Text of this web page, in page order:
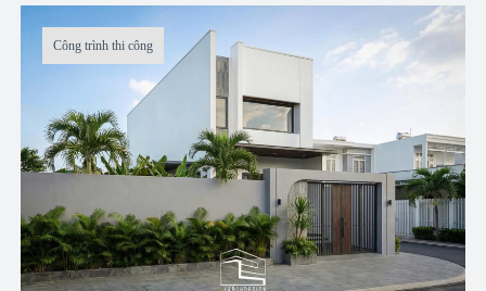
Công trình thi công